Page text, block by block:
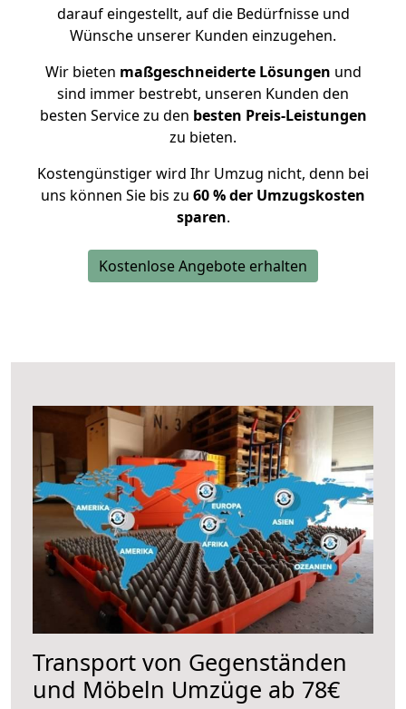
darauf eingestellt, auf die Bedürfnisse und
Wünsche unserer Kunden einzugehen.
Wir bieten maßgeschneiderte Lösungen und
sind immer bestrebt, unseren Kunden den
besten Service zu den besten Preis-Leistungen
zu bieten.
Kostengünstiger wird Ihr Umzug nicht, denn bei
uns können Sie bis zu 60 % der Umzugskosten
sparen.
Kostenlose Angebote erhalten
Transport von Gegenständen
und Möbeln Umzüge ab 78€